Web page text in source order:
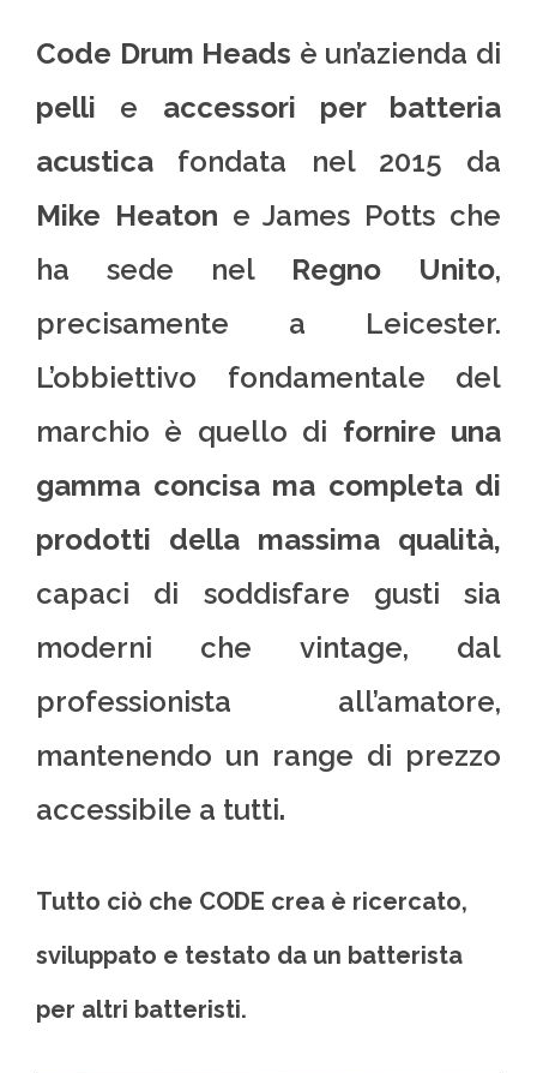
Code Drum Heads è un’azienda di
pelli e accessori per batteria
acustica fondata nel 2015 da
Mike Heaton e James Potts che
ha sede nel Regno Unito,
precisamente a Leicester.
L’obbiettivo fondamentale del
marchio è quello di fornire una
gamma concisa ma completa di
prodotti della massima qualità,
capaci di soddisfare gusti sia
moderni che vintage, dal
professionista all’amatore,
mantenendo un range di prezzo
accessibile a tutti.
Tutto ciò che CODE crea è ricercato,
sviluppato e testato da un batterista
per altri batteristi.